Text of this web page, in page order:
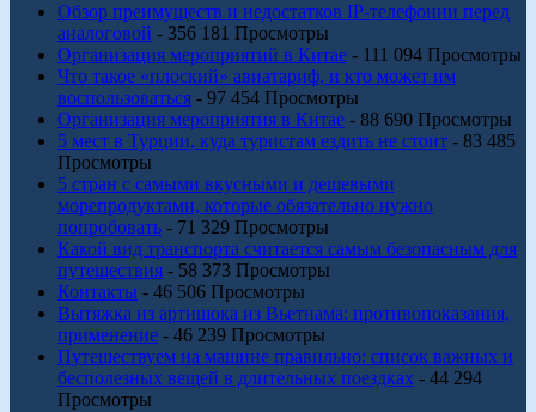
Обзор преимуществ и недостатков IP-телефонии перед
аналоговой - 356 181 Просмотры
Организация мероприятий в Китае - 111 094 Просмотры
Что такое «плоский» авиатариф, и кто может им
воспользоваться - 97 454 Просмотры
Организация мероприятия в Китае - 88 690 Просмотры
5 мест в Турции, куда туристам ездить не стоит - 83 485
Просмотры
5 стран с самыми вкусными и дешевыми
морепродуктами, которые обязательно нужно
попробовать - 71 329 Просмотры
Какой вид транспорта считается самым безопасным для
путешествия - 58 373 Просмотры
Контакты - 46 506 Просмотры
Вытяжка из артишока из Вьетнама: противопоказания,
применение - 46 239 Просмотры
Путешествуем на машине правильно: список важных и
бесполезных вещей в длительных поездках - 44 294
Просмотры